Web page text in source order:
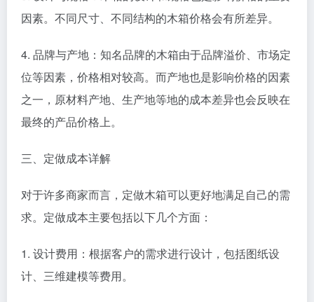
因素。不同尺寸、不同结构的木箱价格会有所差异。
4. 品牌与产地：知名品牌的木箱由于品牌溢价、市场定
位等因素，价格相对较高。而产地也是影响价格的因素
之一，原材料产地、生产地等地的成本差异也会反映在
最终的产品价格上。
三、定做成本详解
对于许多商家而言，定做木箱可以更好地满足自己的需
求。定做成本主要包括以下几个方面：
1. 设计费用：根据客户的需求进行设计，包括图纸设
计、三维建模等费用。